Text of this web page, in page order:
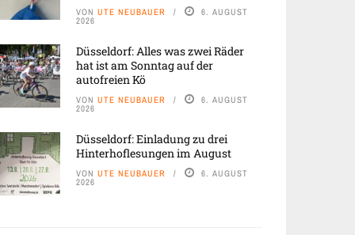
VON UTE NEUBAUER 6. AUGUST
2026
Düsseldorf: Alles was zwei Räder
hat ist am Sonntag auf der
autofreien Kö
VON UTE NEUBAUER 6. AUGUST
2026
Düsseldorf: Einladung zu drei
Hinterhoflesungen im August
VON UTE NEUBAUER 6. AUGUST
2026